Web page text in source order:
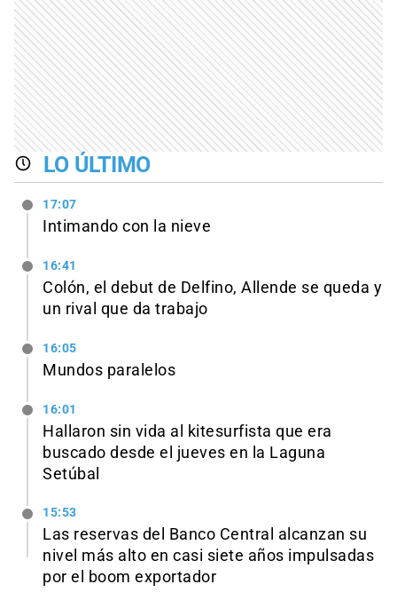
LO ÚLTIMO
17:07
Intimando con la nieve
16:41
Colón, el debut de Delfino, Allende se queda y
un rival que da trabajo
16:05
Mundos paralelos
16:01
Hallaron sin vida al kitesurfista que era
buscado desde el jueves en la Laguna
Setúbal
15:53
Las reservas del Banco Central alcanzan su
nivel más alto en casi siete años impulsadas
por el boom exportador